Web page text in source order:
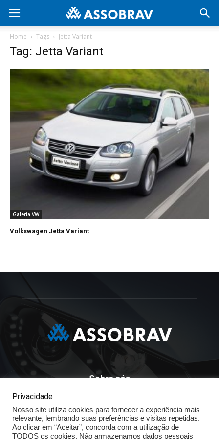
Home Tags Jetta Variant
Tag: Jetta Variant
Galeria VW
Volkswagen Jetta Variant
Sobre nós
ASSOBRAV - Associação Brasileira Dos Distribuidores
Volkswagen
Av. José Maria Whitaker n° 603 - Mirandópolis - São Paulo - SP
- CEP: 04057.900 - Fone: (11) - 5078.5400
Privacidade
Nosso site utiliza cookies para fornecer a experiência mais
relevante, lembrando suas preferências e visitas repetidas.
Ao clicar em “Aceitar”, concorda com a utilização de
TODOS os cookies. Não armazenamos dados pessoais